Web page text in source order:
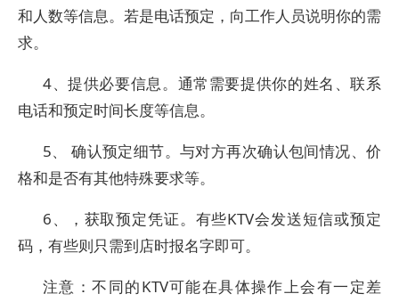
和人数等信息。若是电话预定，向工作人员说明你的需
求。
4、提供必要信息。通常需要提供你的姓名、联系
电话和预定时间长度等信息。
5、 确认预定细节。与对方再次确认包间情况、价
格和是否有其他特殊要求等。
6、，获取预定凭证。有些KTV会发送短信或预定
码，有些则只需到店时报名字即可。
注意：不同的KTV可能在具体操作上会有一定差